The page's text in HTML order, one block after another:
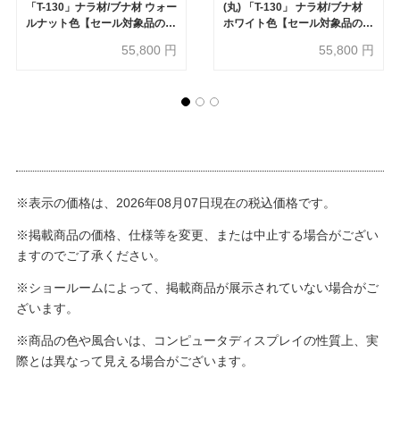
「T-130」ナラ材/ブナ材 ウォー
ルナット色【セール対象品のた
55,800 円
(丸) 「T-130」 ナラ材/ブナ材
ホワイト色【セール対象品のた
55,800 円
※表示の価格は、2026年08月07日現在の税込価格です。
※掲載商品の価格、仕様等を変更、または中止する場合がござい
ますのでご了承ください。
※ショールームによって、掲載商品が展示されていない場合がご
ざいます。
※商品の色や風合いは、コンピュータディスプレイの性質上、実
際とは異なって見える場合がございます。